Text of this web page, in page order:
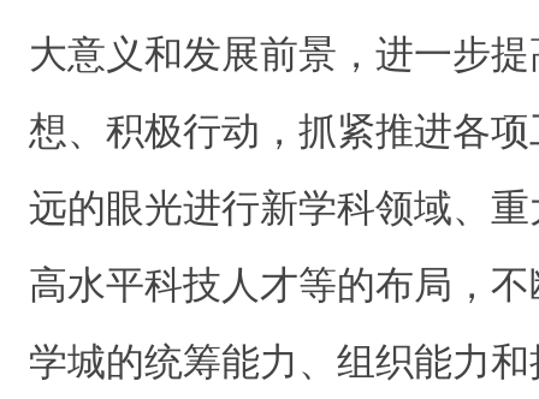
大意义和发展前景，进一步
想、积极行动，抓紧推进各
远的眼光进行新学科领域、
高水平科技人才等的布局，
学城的统筹能力、组织能力